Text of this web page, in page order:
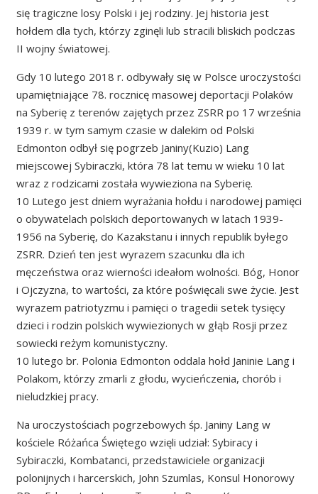
się tragiczne losy Polski i jej rodziny. Jej historia jest
hołdem dla tych, którzy zginęli lub stracili bliskich podczas
II wojny światowej.
Gdy 10 lutego 2018 r. odbywały się w Polsce uroczystości
upamiętniające 78. rocznicę masowej deportacji Polaków
na Syberię z terenów zajętych przez ZSRR po 17 września
1939 r. w tym samym czasie w dalekim od Polski
Edmonton odbył się pogrzeb Janiny(Kuzio) Lang
miejscowej Sybiraczki, która 78 lat temu w wieku 10 lat
wraz z rodzicami została wywieziona na Syberię.
10 Lutego jest dniem wyrażania hołdu i narodowej pamięci
o obywatelach polskich deportowanych w latach 1939-
1956 na Syberię, do Kazakstanu i innych republik byłego
ZSRR. Dzień ten jest wyrazem szacunku dla ich
męczeństwa oraz wierności ideałom wolności. Bóg, Honor
i Ojczyzna, to wartości, za które poświęcali swe życie. Jest
wyrazem patriotyzmu i pamięci o tragedii setek tysięcy
dzieci i rodzin polskich wywiezionych w głąb Rosji przez
sowiecki reżym komunistyczny.
10 lutego br. Polonia Edmonton oddala hołd Janinie Lang i
Polakom, którzy zmarli z głodu, wycieńczenia, chorób i
nieludzkiej pracy.
Na uroczystościach pogrzebowych śp. Janiny Lang w
kościele Różańca Świętego wzięli udział: Sybiracy i
Sybiraczki, Kombatanci, przedstawiciele organizacji
polonijnych i harcerskich, John Szumlas, Konsul Honorowy